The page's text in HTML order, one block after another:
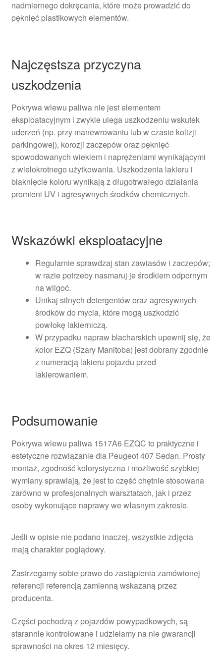
nadmiernego dokręcania, które może prowadzić do
pęknięć plastikowych elementów.
Najczęstsza przyczyna
uszkodzenia
Pokrywa wlewu paliwa nie jest elementem
eksploatacyjnym i zwykle ulega uszkodzeniu wskutek
uderzeń (np. przy manewrowaniu lub w czasie kolizji
parkingowej), korozji zaczepów oraz pęknięć
spowodowanych wiekiem i naprężeniami wynikającymi
z wielokrotnego użytkowania. Uszkodzenia lakieru i
blaknięcie koloru wynikają z długotrwałego działania
promieni UV i agresywnych środków chemicznych.
Wskazówki eksploatacyjne
Regularnie sprawdzaj stan zawiasów i zaczepów;
w razie potrzeby nasmaruj je środkiem odpornym
na wilgoć.
Unikaj silnych detergentów oraz agresywnych
środków do mycia, które mogą uszkodzić
powłokę lakierniczą.
W przypadku napraw blacharskich upewnij się, że
kolor EZQ (Szary Manitoba) jest dobrany zgodnie
z numeracją lakieru pojazdu przed
lakierowaniem.
Podsumowanie
Pokrywa wlewu paliwa 1517A6 EZQC to praktyczne i
estetyczne rozwiązanie dla Peugeot 407 Sedan. Prosty
montaż, zgodność kolorystyczna i możliwość szybkiej
wymiany sprawiają, że jest to część chętnie stosowana
zarówno w profesjonalnych warsztatach, jak i przez
osoby wykonujące naprawy we własnym zakresie.
Jeśli w opisie nie podano inaczej, wszystkie zdjęcia
mają charakter poglądowy.
Zastrzegamy sobie prawo do zastąpienia zamówionej
referencji referencją zamienną wskazaną przez
producenta.
Części pochodzą z pojazdów powypadkowych, są
starannie kontrolowane i udzielamy na nie gwarancji
sprawności na okres 12 miesięcy.